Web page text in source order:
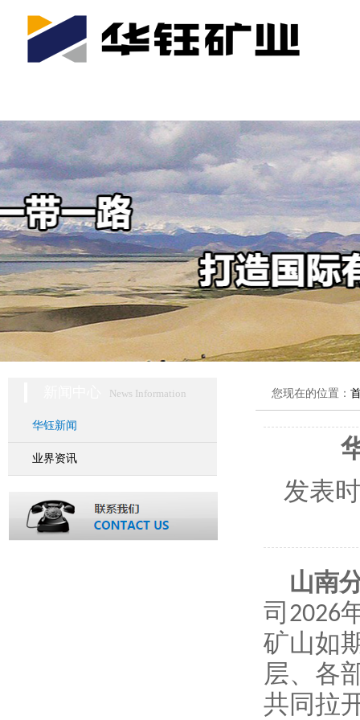
News Information
华钰新闻
业界资讯
您现在的位置：
发表
山南
司 2026
矿山如
层、各
共同拉